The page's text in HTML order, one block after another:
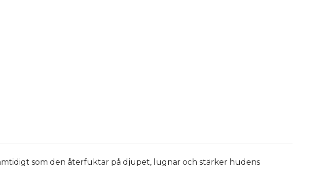
som den återfuktar på djupet, lugnar och stärker hudens